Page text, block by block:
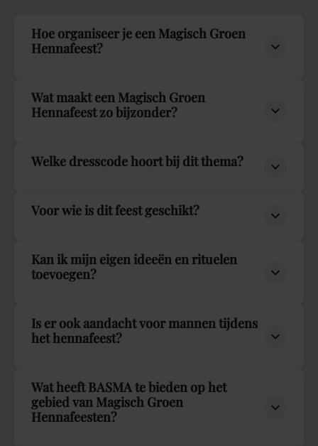
Hoe organiseer je een Magisch Groen
Hennafeest?
Wat maakt een Magisch Groen
Hennafeest zo bijzonder?
Welke dresscode hoort bij dit thema?
Voor wie is dit feest geschikt?
Kan ik mijn eigen ideeën en rituelen
toevoegen?
Is er ook aandacht voor mannen tijdens
het hennafeest?
Wat heeft BASMA te bieden op het
gebied van Magisch Groen
Hennafeesten?